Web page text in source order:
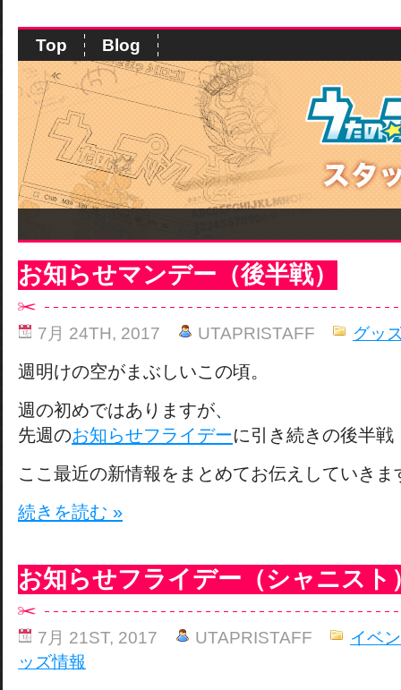
Top Blog
お知らせマンデー（後半戦）
7月 24TH, 2017 UTAPRISTAFF グッ
週明けの空がまぶしいこの頃。
週の初めではありますが、
先週のお知らせフライデーに引き続きの後半戦
ここ最近の新情報をまとめてお伝えしていきま
続きを読む »
お知らせフライデー（シャニスト
7月 21ST, 2017 UTAPRISTAFF
イベ
ッズ情報